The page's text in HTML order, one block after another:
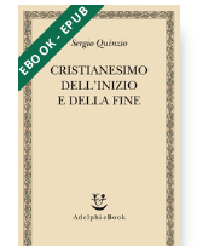
EBOOK - EPUB